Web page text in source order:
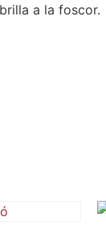
a la foscor.